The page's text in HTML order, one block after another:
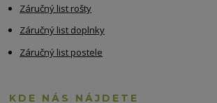
Záručný list rošty
Záručný list doplnky
Záručný list postele
KDE NÁS NÁJDETE